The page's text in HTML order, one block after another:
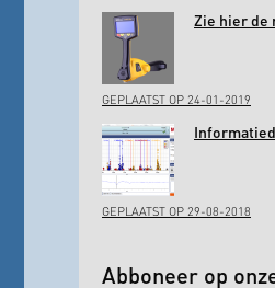
Zie hier de
GEPLAATST OP 24-01-2019
GEPLAATST OP 29-08-2018
Abboneer op